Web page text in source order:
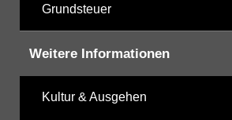
Grundsteuer
Weitere Informationen
Kultur & Ausgehen